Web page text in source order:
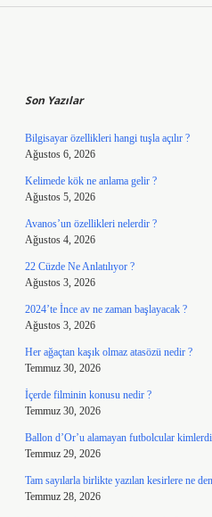
Son Yazılar
Bilgisayar özellikleri hangi tuşla açılır ?
Ağustos 6, 2026
Kelimede kök ne anlama gelir ?
Ağustos 5, 2026
Avanos’un özellikleri nelerdir ?
Ağustos 4, 2026
22 Cüzde Ne Anlatılıyor ?
Ağustos 3, 2026
2024’te İnce av ne zaman başlayacak ?
Ağustos 3, 2026
Her ağaçtan kaşık olmaz atasözü nedir ?
Temmuz 30, 2026
İçerde filminin konusu nedir ?
Temmuz 30, 2026
Ballon d’Or’u alamayan futbolcular
Temmuz 29, 2026
Tam sayılarla birlikte yazılan kesirlere ne
Temmuz 28, 2026